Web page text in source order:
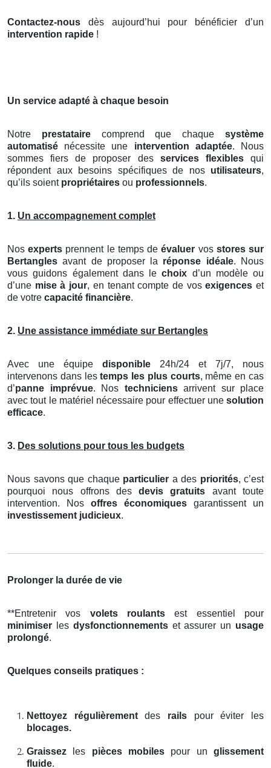
Contactez-nous dès aujourd’hui pour bénéficier d’un
intervention rapide !
Un service adapté à chaque besoin
Notre prestatairecomprend que chaquesystème
automatisé nécessite une intervention adaptée. Nous
sommes fiers de proposer des services flexiblesqui
répondent aux besoins spécifiques de nos utilisateurs,
qu’ils soient propriétaires ou professionnels.
1. Un accompagnement complet
Nosexperts prennent le temps deévaluer vos stores sur
Bertanglesavant de proposer la réponse idéale. Nous
vous guidons également dans lechoix d’un modèle ou
d’une mise à jour, en tenant compte de vosexigences et
de votre capacité financière.
2. Une assistance immédiate sur Bertangles
Avec une équipe disponible 24h/24 et 7j/7, nous
intervenons dans lestemps les plus courts, même en cas
d’panne imprévue. Nos techniciensarrivent sur place
avec tout le matériel nécessaire pour effectuer une solution
efficace.
3. Des solutions pour tous les budgets
Nous savons que chaque particulier a des priorités, c’est
pourquoi nous offrons desdevis gratuits avant toute
intervention. Nos offres économiques garantissent un
investissement judicieux.
Prolonger la durée de vie
**Entretenir vos volets roulants est essentiel pour
minimiser les dysfonctionnementset assurer un usage
prolongé.
Quelques conseils pratiques :
Nettoyez régulièrementdes rails pour éviter les
blocages.
Graissez les pièces mobiles pour unglissement
fluide.